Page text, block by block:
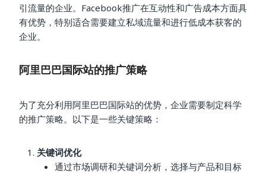
引流量的企业。Facebook推广在互动性和广告成本方面具
有优势，特别适合需要建立私域流量和进行低成本获客的
企业。
阿里巴巴国际站的推广策略
为了充分利用阿里巴巴国际站的优势，企业需要制定科学
的推广策略。以下是一些关键策略：
关键词优化
通过市场调研和关键词分析，选择与产品和目标